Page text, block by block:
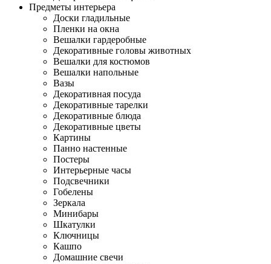
Предметы интерьера
Доски гладильные
Пленки на окна
Вешалки гардеробные
Декоративные головы животных
Вешалки для костюмов
Вешалки напольные
Вазы
Декоративная посуда
Декоративные тарелки
Декоративные блюда
Декоративные цветы
Картины
Панно настенные
Постеры
Интерьерные часы
Подсвечники
Гобелены
Зеркала
Минибары
Шкатулки
Ключницы
Кашпо
Домашние свечи